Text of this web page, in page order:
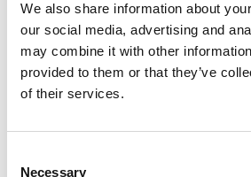
We also share information about
our social media, advertising and
may combine it with other
provided to them or that they’ve
of their services.
Necessary
løbende optimering har vi
digitale performance til at
nogensinde med både flere
placeringer, trafik og
(completed registrations) end